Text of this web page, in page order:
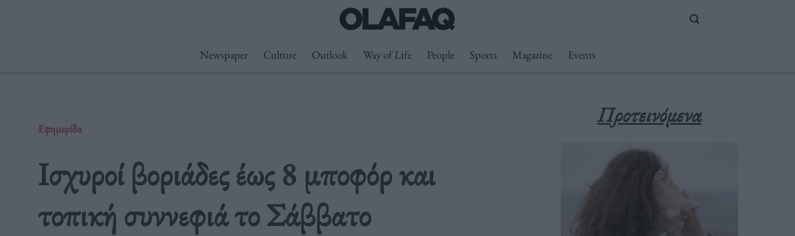
Newspaper Culture Outlook Way of Life People Sports Magazine Events
Εφημερίδα
Ισχυροί βοριάδες έως 8 μποφόρ και
τοπική συννεφιά το Σάββατο
Προτεινόμενα